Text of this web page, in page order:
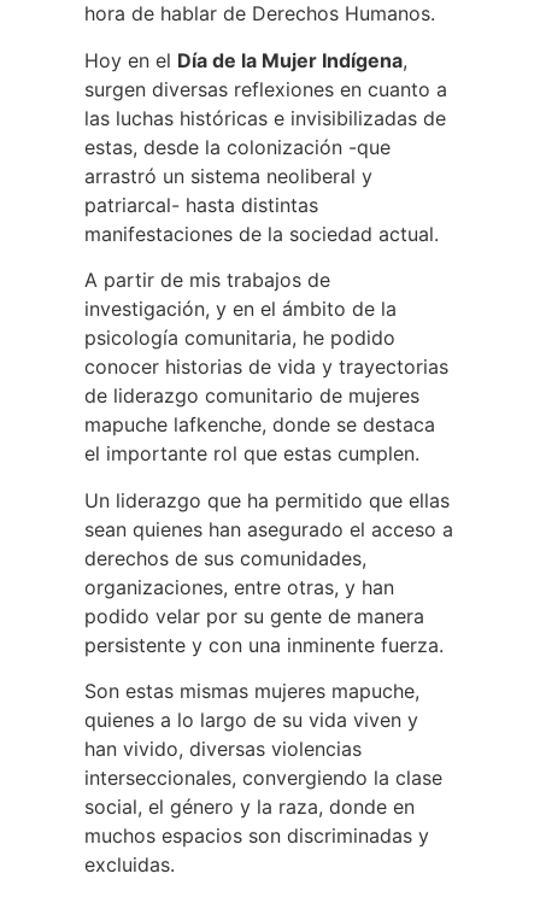
hora de hablar de Derechos Humanos.
Hoy en el Día de la Mujer Indígena,
surgen diversas reflexiones en cuanto a
las luchas históricas e invisibilizadas de
estas, desde la colonización -que
arrastró un sistema neoliberal y
patriarcal- hasta distintas
manifestaciones de la sociedad actual.
A partir de mis trabajos de
investigación, y en el ámbito de la
psicología comunitaria, he podido
conocer historias de vida y trayectorias
de liderazgo comunitario de mujeres
mapuche lafkenche, donde se destaca
el importante rol que estas cumplen.
Un liderazgo que ha permitido que ellas
sean quienes han asegurado el acceso a
derechos de sus comunidades,
organizaciones, entre otras, y han
podido velar por su gente de manera
persistente y con una inminente fuerza.
Son estas mismas mujeres mapuche,
quienes a lo largo de su vida viven y
han vivido, diversas violencias
interseccionales, convergiendo la clase
social, el género y la raza, donde en
muchos espacios son discriminadas y
excluidas.